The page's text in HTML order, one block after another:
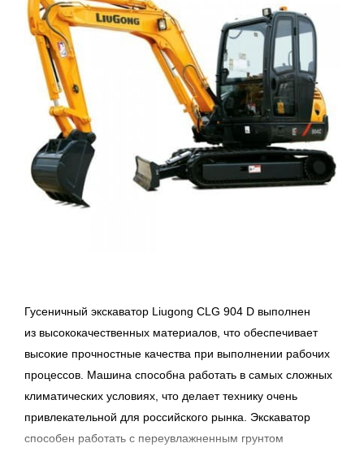
Гусеничный экскаватор Liugong CLG 904 D выполнен
из высококачественных материалов, что обеспечивает
высокие прочностные качества при выполнении рабочих
процессов. Машина способна работать в самых сложных
климатических условиях, что делает технику очень
привлекательной для российского рынка. Экскаватор
способен работать с переувлажненным грунтом